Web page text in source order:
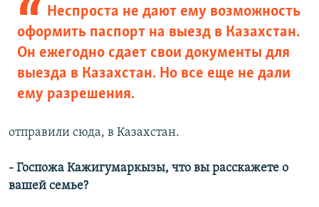
Неспроста не дают ему возможность
оформить паспорт на выезд в Казахстан.
Он ежегодно сдает свои документы для
выезда в Казахстан. Но все еще не дали
ему разрешения.
отправили сюда, в Казахстан.
- Госпожа Кажигумаркызы, что вы расскажете о
вашей семье?